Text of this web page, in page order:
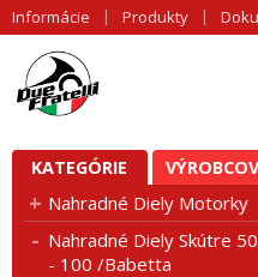
Informácie Produkty
KATEGÓRIE
Nahradné Diely Motorky
Nahradné Diely Skútre 50
- 100 /Babetta